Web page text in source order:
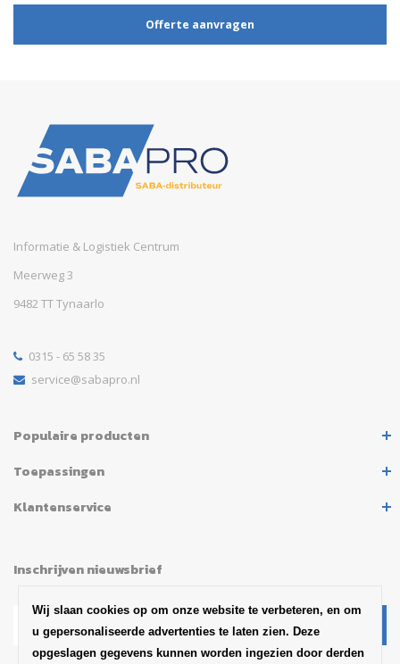
Offerte aanvragen
Informatie & Logistiek Centrum
Meerweg 3
9482 TT Tynaarlo
0315 - 65 58 35
service@sabapro.nl
Populaire producten
Toepassingen
Klantenservice
Inschrijven nieuwsbrief
Wij slaan cookies op om onze website te verbeteren, en om
u gepersonaliseerde advertenties te laten zien. Deze
opgeslagen gegevens kunnen worden ingezien door derden